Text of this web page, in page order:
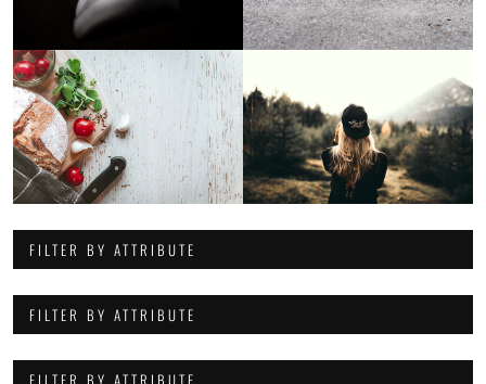
FILTER BY ATTRIBUTE
FILTER BY ATTRIBUTE
FILTER BY ATTRIBUTE